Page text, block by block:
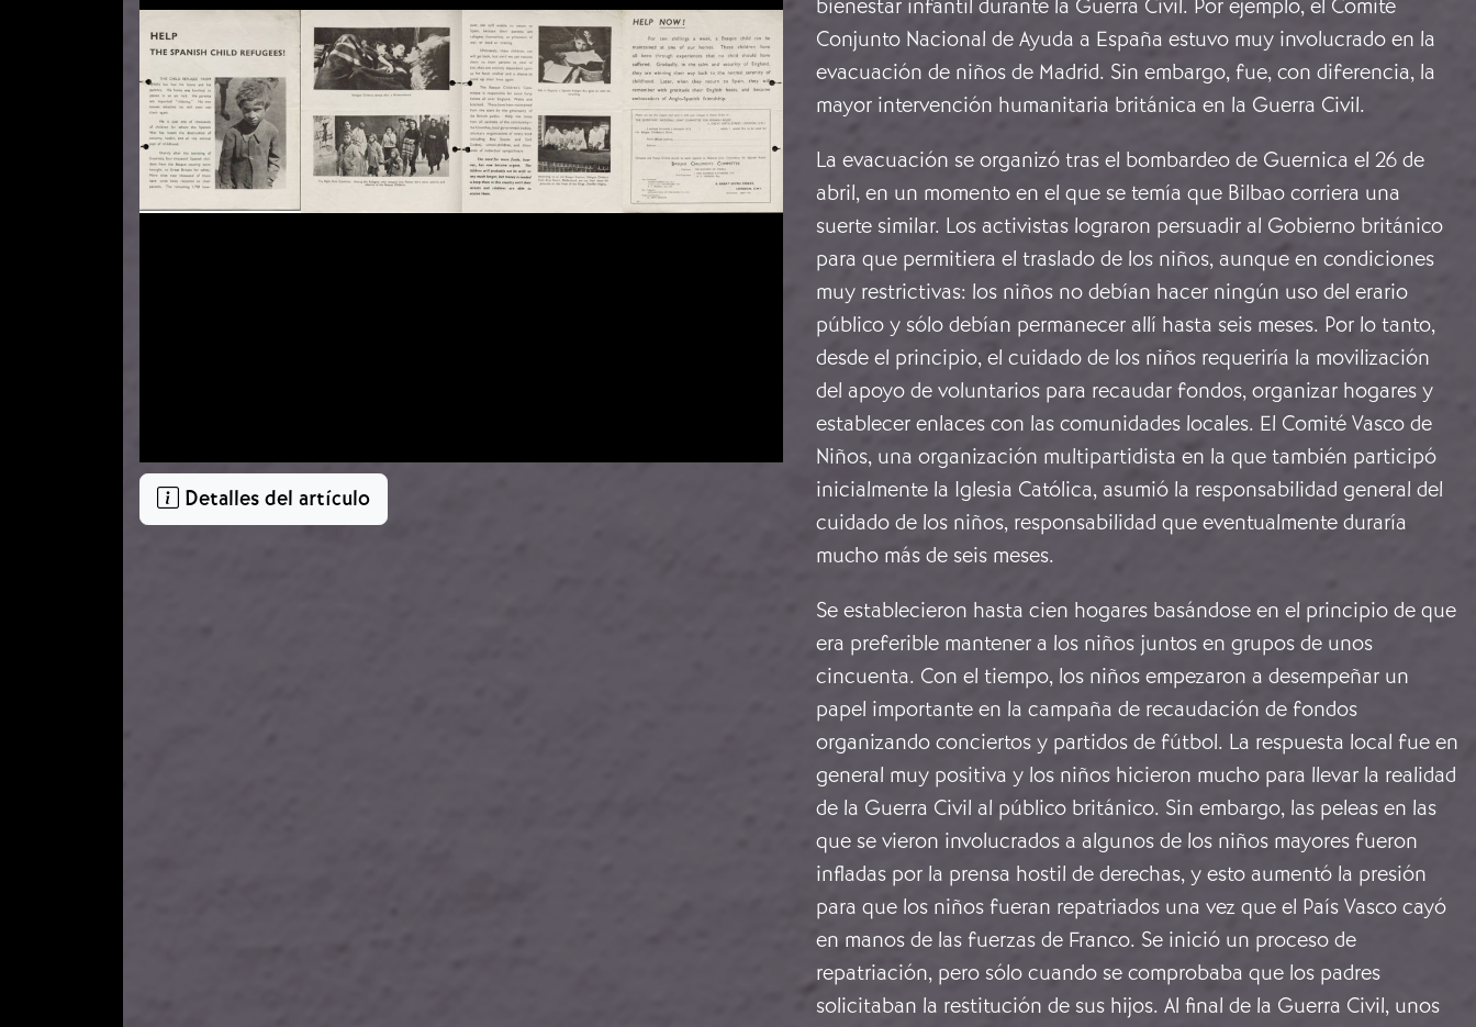
Detalles del artículo
bienestar infantil durante la Guerra Civil. Por ejemplo, el Comité
Conjunto Nacional de Ayuda a España estuvo muy involucrado en la
evacuación de niños de Madrid. Sin embargo, fue, con diferencia, la
mayor intervención humanitaria británica en la Guerra Civil.
La evacuación se organizó tras el bombardeo de Guernica el 26 de
abril, en un momento en el que se temía que Bilbao corriera una
suerte similar. Los activistas lograron persuadir al Gobierno británico
para que permitiera el traslado de los niños, aunque en condiciones
muy restrictivas: los niños no debían hacer ningún uso del erario
público y sólo debían permanecer allí hasta seis meses. Por lo tanto,
desde el principio, el cuidado de los niños requeriría la movilización
del apoyo de voluntarios para recaudar fondos, organizar hogares y
establecer enlaces con las comunidades locales. El Comité Vasco de
Niños, una organización multipartidista en la que también participó
inicialmente la Iglesia Católica, asumió la responsabilidad general del
cuidado de los niños, responsabilidad que eventualmente duraría
mucho más de seis meses.
Se establecieron hasta cien hogares basándose en el principio de que
era preferible mantener a los niños juntos en grupos de unos
cincuenta. Con el tiempo, los niños empezaron a desempeñar un
papel importante en la campaña de recaudación de fondos
organizando conciertos y partidos de fútbol. La respuesta local fue en
general muy positiva y los niños hicieron mucho para llevar la realidad
de la Guerra Civil al público británico. Sin embargo, las peleas en las
que se vieron involucrados a algunos de los niños mayores fueron
infladas por la prensa hostil de derechas, y esto aumentó la presión
para que los niños fueran repatriados una vez que el País Vasco cayó
en manos de las fuerzas de Franco. Se inició un proceso de
repatriación, pero sólo cuando se comprobaba que los padres
solicitaban la restitución de sus hijos. Al final de la Guerra Civil, unos